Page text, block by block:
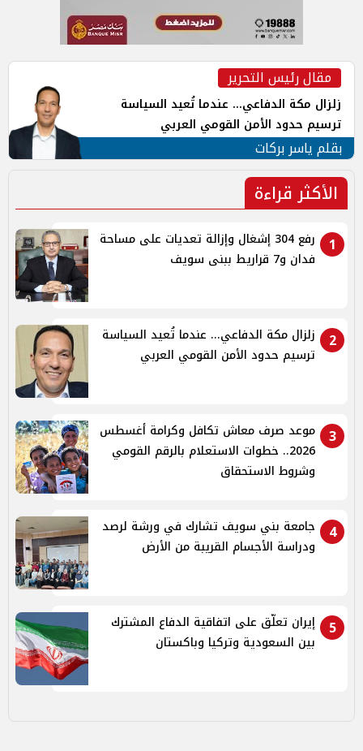
مقال رئيس التحرير
زلزال مكة الدفاعي... عندما تُعيد السياسة
ترسيم حدود الأمن القومي العربي
بقلم ياسر بركات
الأكثر قراءة
1
رفع 304 إشغال وإزالة تعديات على مساحة
فدان و7 قراريط ببنى سويف
2
زلزال مكة الدفاعي... عندما تُعيد السياسة
ترسيم حدود الأمن القومي العربي
3
موعد صرف معاش تكافل وكرامة أغسطس
2026.. خطوات الاستعلام بالرقم القومي
وشروط الاستحقاق
4
جامعة بني سويف تشارك في ورشة لرصد
ودراسة الأجسام القريبة من الأرض
5
إيران تعلّق على اتفاقية الدفاع المشترك
بين السعودية وتركيا وباكستان